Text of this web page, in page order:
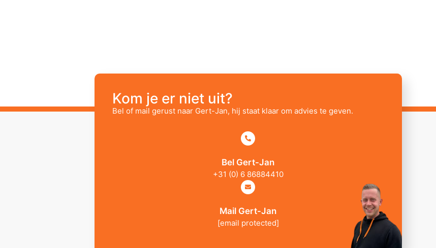
Kom je er niet uit?
Bel of mail gerust naar Gert-Jan, hij staat klaar om advies te geven.
Bel Gert-Jan
+31 (0) 6 86884410
Mail Gert-Jan
[email protected]